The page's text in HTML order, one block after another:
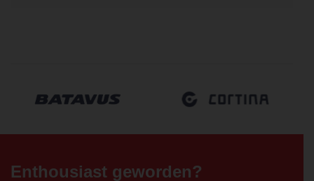
Enthousiast geworden?